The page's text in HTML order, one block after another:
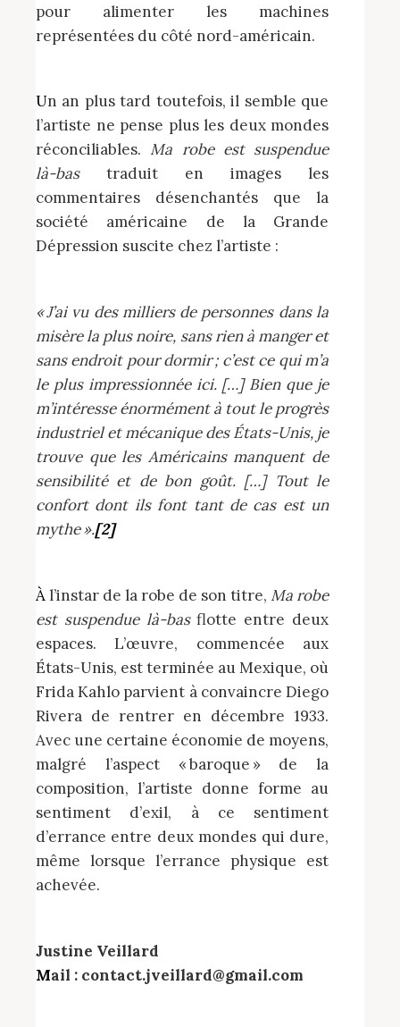
pour alimenter les machines
représentées du côté nord-américain.
Un an plus tard toutefois, il semble que
l’artiste ne pense plus les deux mondes
réconciliables. Ma robe est suspendue
là-bastraduit en images les
commentaires désenchantés que la
société américaine de la Grande
Dépression suscite chez l’artiste :
« J’ai vu des milliers de personnes dans la
misère la plus noire, sans rien à manger et
sans endroit pour dormir ; c’est ce qui m’a
le plus impressionnée ici. […] Bien que je
m’intéresse énormément à tout le progrès
industriel et mécanique des États-Unis, je
trouve que les Américains manquent de
sensibilité et de bon goût. […] Tout le
confort dont ils font tant de cas est un
mythe ».[2]
À l’instar de la robe de son titre, Ma robe
est suspendue là-basflotte entre deux
espaces. L’œuvre, commencée aux
États-Unis, est terminée au Mexique, où
Frida Kahlo parvient à convaincre Diego
Rivera de rentrer en décembre 1933.
Avec une certaine économie de moyens,
malgré l’aspect « baroque » de la
composition, l’artiste donne forme au
sentiment d’exil, à ce sentiment
d’errance entre deux mondes qui dure,
même lorsque l’errance physique est
achevée.
Justine Veillard
Mail : contact.jveillard@gmail.com